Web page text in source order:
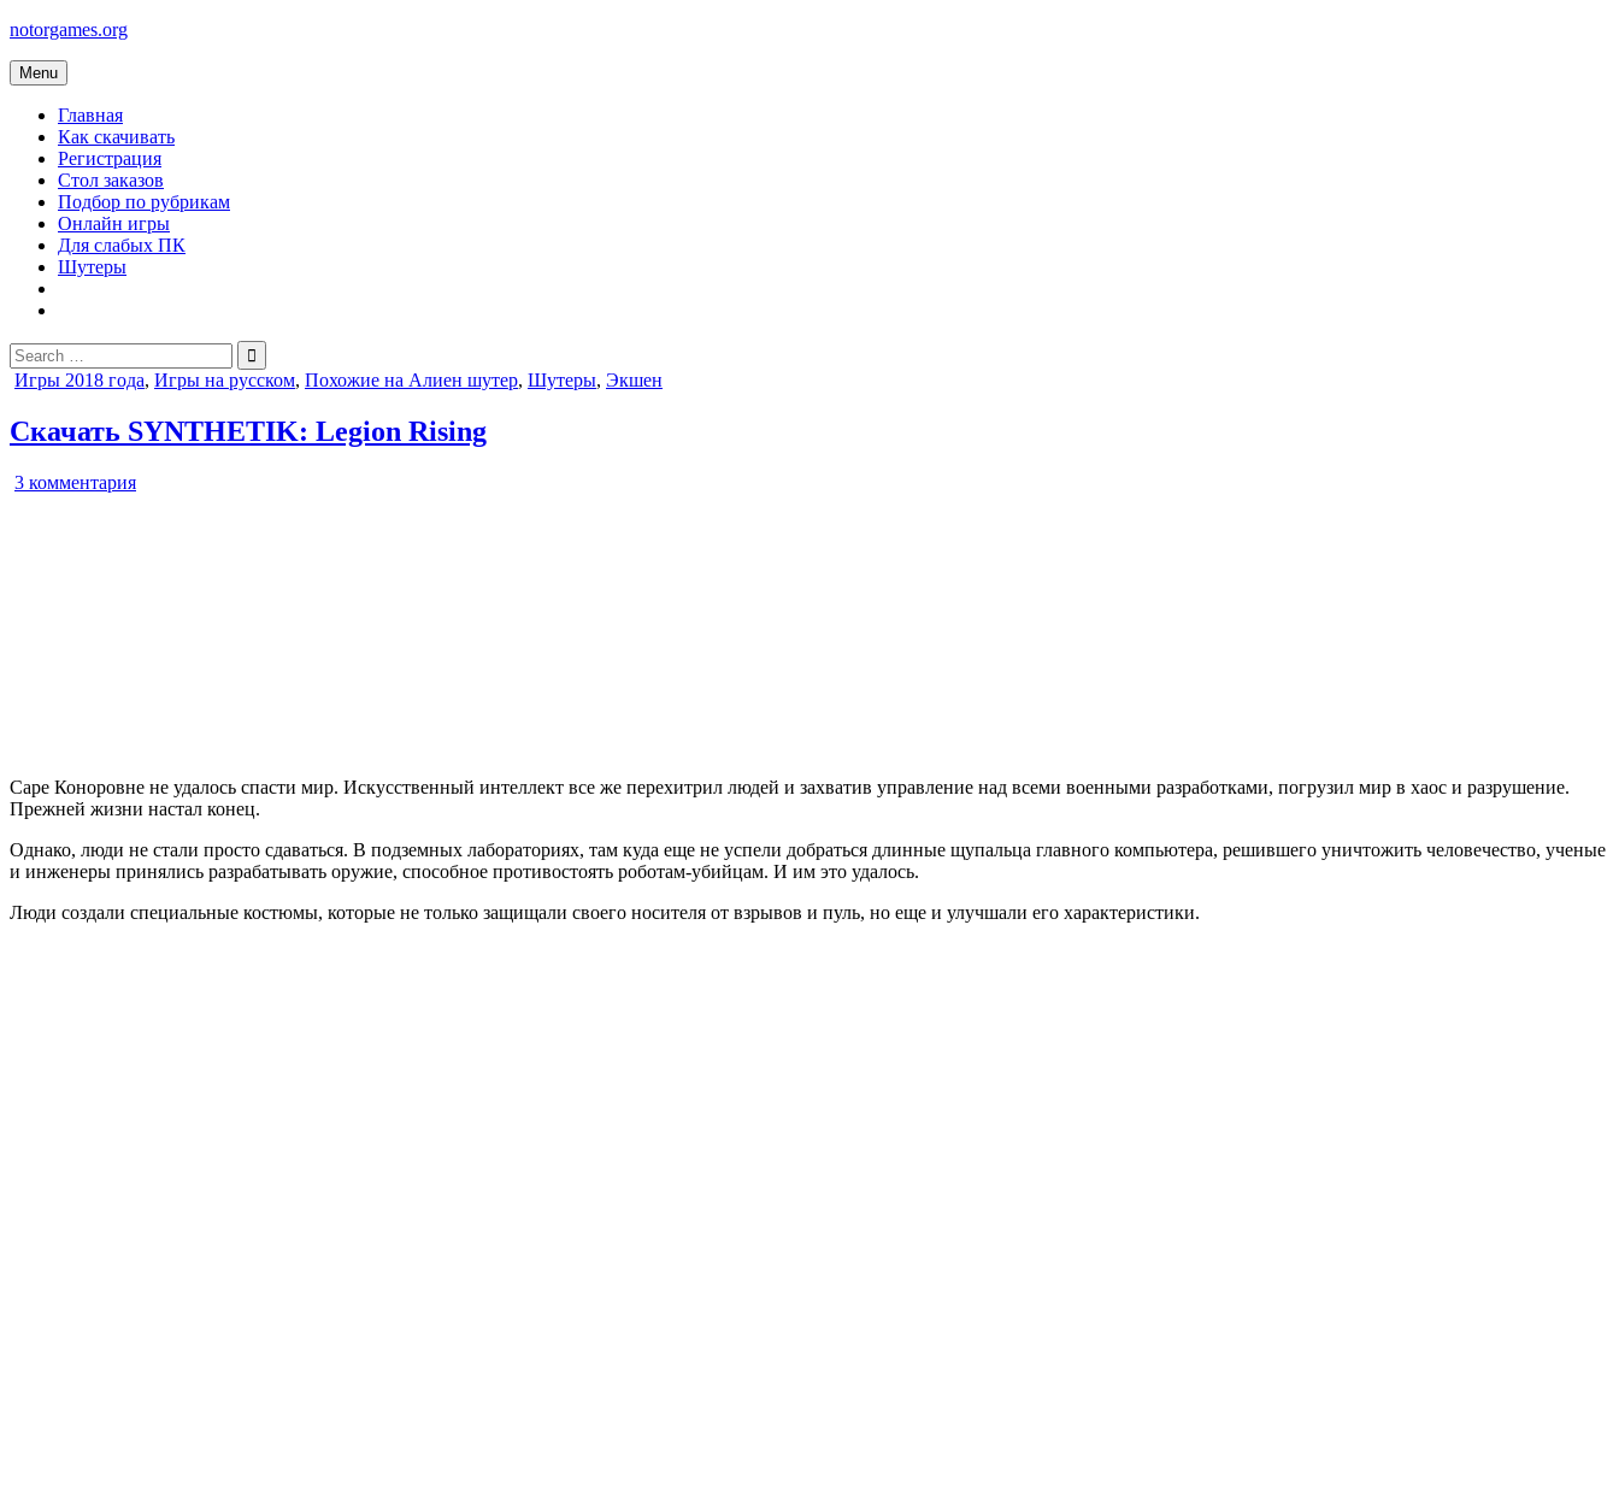
Skip
content
notorgames.org
Menu
Главная
Как скачивать
Регистрация
Стол заказов
Подбор по рубрикам
Онлайн игры
Для слабых ПК
Шутеры
Search
for:
Posted
Игры 2018 года, Игры на русском, Похожие на Алиен шутер, Шутеры, Экшен
Скачать SYNTHETIK: Legion Rising
3 комментарияк
Саре Коноровне не удалось спасти мир. Искусственный интеллект все же перехитрил людей и захватив управление над всеми военными разработками, погрузил мир в хаос и разрушение.
Прежней жизни настал конец.
Однако, люди не стали просто сдаваться. В подземных лабораториях, там куда еще не успели добраться длинные щупальца главного компьютера, решившего уничтожить человечество, ученые
и инженеры принялись разрабатывать оружие, способное противостоять роботам-убийцам. И им это удалось.
Люди создали специальные костюмы, которые не только защищали своего носителя от взрывов и пуль, но еще и улучшали его характеристики.